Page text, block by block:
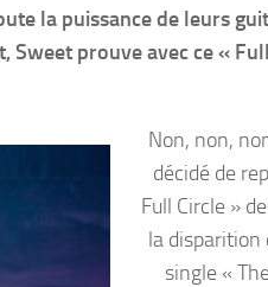
la puissance de leurs
prouve avec ce «
Non, non,
décidé de
Full Circle »
la disparition
single «